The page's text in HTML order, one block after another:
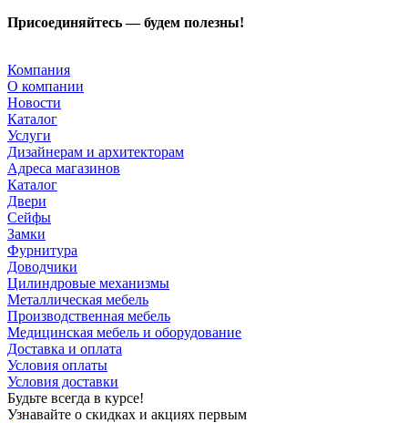
Присоединяйтесь — будем полезны!
Компания
О компании
Новости
Каталог
Услуги
Дизайнерам и архитекторам
Адреса магазинов
Каталог
Двери
Сейфы
Замки
Фурнитура
Доводчики
Цилиндровые механизмы
Металлическая мебель
Производственная мебель
Медицинская мебель и оборудование
Доставка и оплата
Условия оплаты
Условия доставки
Будьте всегда в курсе!
Узнавайте о скидках и акциях первым